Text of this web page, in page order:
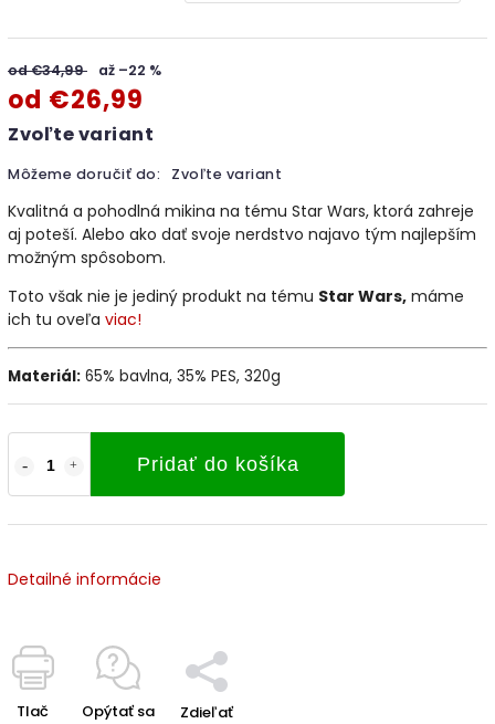
od €34,99 až –22 %
od €26,99
Zvoľte variant
Môžeme doručiť do: Zvoľte variant
Pridať do košíka
Kvalitná a pohodlná mikina na tému Star Wars, ktorá zahreje
aj poteší. Alebo ako dať svoje nerdstvo najavo tým najlepším
možným spôsobom.
Toto však nie je jediný produkt na tému Star Wars, máme
ich tu oveľa viac!
Materiál: 65% bavlna, 35% PES, 320g
Detailné informácie
Tlač Opýtať sa Zdieľať